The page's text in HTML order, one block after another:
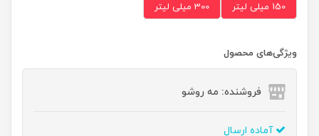
150 میلی لیتر 300 میلی لیتر
ویژگی‌های محصول
فروشنده: مه رو‌شو
آماده ارسال